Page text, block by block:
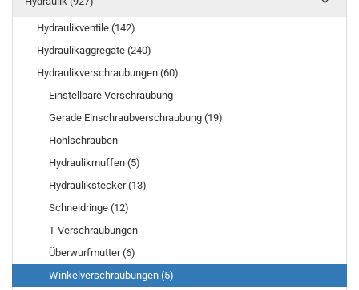
Hydraulikventile (142)
Hydraulikaggregate (240)
Hydraulikverschraubungen (60)
Einstellbare Verschraubung
Gerade Einschraubverschraubung (19)
Hohlschrauben
Hydraulikmuffen (5)
Hydraulikstecker (13)
Schneidringe (12)
T-Verschraubungen
Überwurfmutter (6)
Winkelverschraubungen (5)